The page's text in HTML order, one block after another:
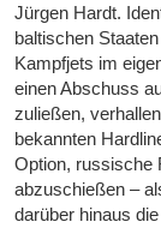
Jürgen Hardt.
baltischen
Kampfjets im
einen Abschuss
zuließen,
bekannten
Option, russische
abzuschießen –
darüber hinaus